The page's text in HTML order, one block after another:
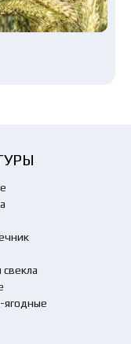
свекла